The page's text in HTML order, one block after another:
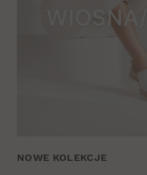
NOWE KOLEKCJE